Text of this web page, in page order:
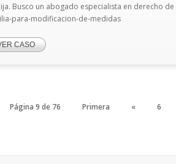
Busco un abogado especialista en derecho
para-modificacion-de-medidas
CASO
Página 9 de 76 Primera « 6